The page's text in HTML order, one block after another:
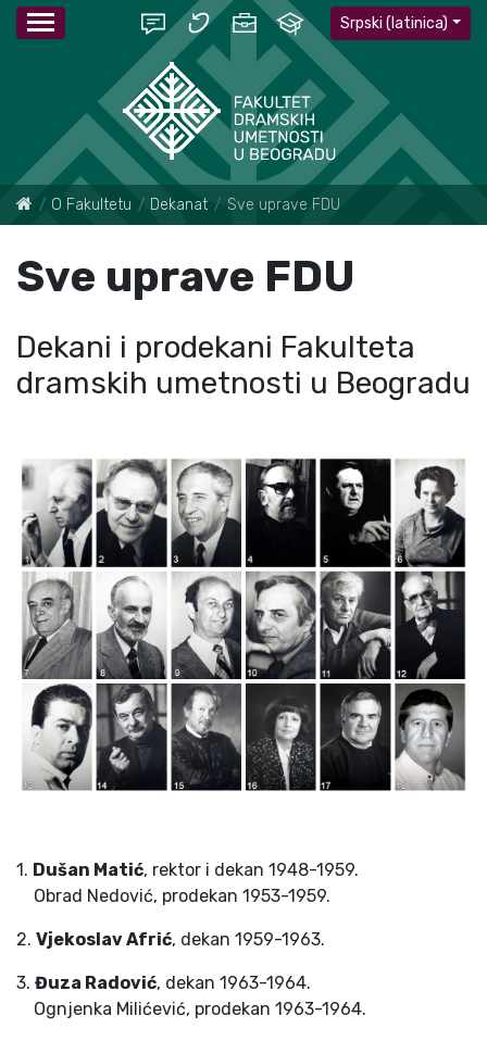
Srpski (latinica)
O Fakultetu Dekanat Sve uprave FDU
Sve uprave FDU
Dekani i prodekani Fakulteta
dramskih umetnosti u Beogradu
1. Dušan Matić, rektor i dekan 1948-1959.
Obrad Nedović, prodekan 1953-1959.
2. Vjekoslav Afrić, dekan 1959-1963.
3. Đuza Radović, dekan 1963-1964.
Ognjenka Milićević, prodekan 1963-1964.